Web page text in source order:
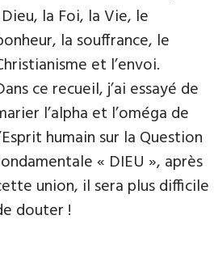
la Foi, la Vie, le
la souffrance, le
et l’envoi.
ce recueil, j’ai essayé de
l’alpha et l’oméga de
humain sur la Question
« DIEU », après
union, il sera plus difficile
douter !